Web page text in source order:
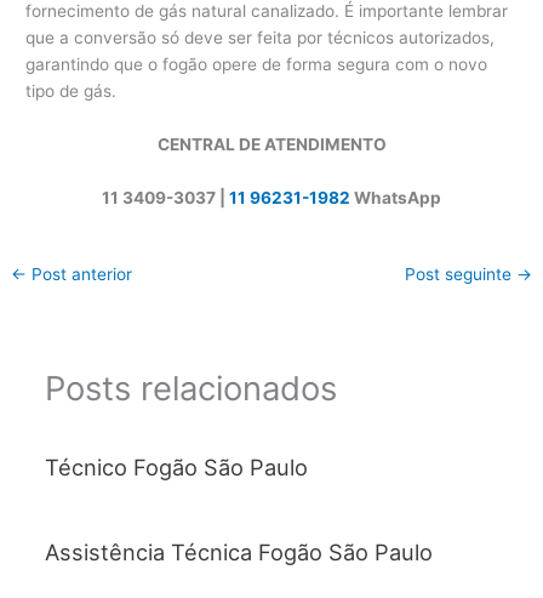
fornecimento de gás natural canalizado. É importante lembrar
que a conversão só deve ser feita por técnicos autorizados,
garantindo que o fogão opere de forma segura com o novo
tipo de gás.
CENTRAL DE ATENDIMENTO
11 3409-3037 | 11 96231-1982 WhatsApp
← Post anterior Post seguinte →
Posts relacionados
Técnico Fogão São Paulo
Assistência Técnica Fogão São Paulo